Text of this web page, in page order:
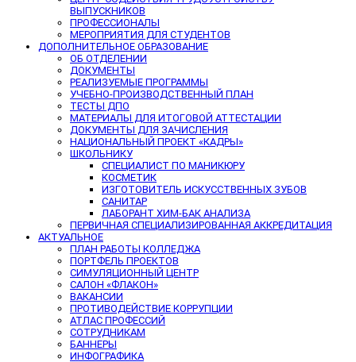
ВЫПУСКНИКОВ
ПРОФЕССИОНАЛЫ
МЕРОПРИЯТИЯ ДЛЯ СТУДЕНТОВ
ДОПОЛНИТЕЛЬНОЕ ОБРАЗОВАНИЕ
ОБ ОТДЕЛЕНИИ
ДОКУМЕНТЫ
РЕАЛИЗУЕМЫЕ ПРОГРАММЫ
УЧЕБНО-ПРОИЗВОДСТВЕННЫЙ ПЛАН
ТЕСТЫ ДПО
МАТЕРИАЛЫ ДЛЯ ИТОГОВОЙ АТТЕСТАЦИИ
ДОКУМЕНТЫ ДЛЯ ЗАЧИСЛЕНИЯ
НАЦИОНАЛЬНЫЙ ПРОЕКТ «КАДРЫ»
ШКОЛЬНИКУ
СПЕЦИАЛИСТ ПО МАНИКЮРУ
КОСМЕТИК
ИЗГОТОВИТЕЛЬ ИСКУССТВЕННЫХ ЗУБОВ
САНИТАР
ЛАБОРАНТ ХИМ-БАК АНАЛИЗА
ПЕРВИЧНАЯ СПЕЦИАЛИЗИРОВАННАЯ АККРЕДИТАЦИЯ
АКТУАЛЬНОЕ
ПЛАН РАБОТЫ КОЛЛЕДЖА
ПОРТФЕЛЬ ПРОЕКТОВ
СИМУЛЯЦИОННЫЙ ЦЕНТР
САЛОН «ФЛАКОН»
ВАКАНСИИ
ПРОТИВОДЕЙСТВИЕ КОРРУПЦИИ
АТЛАС ПРОФЕССИЙ
СОТРУДНИКАМ
БАННЕРЫ
ИНФОГРАФИКА